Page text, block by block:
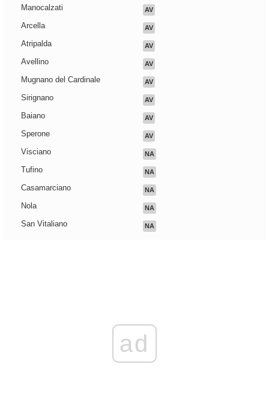
Manocalzati AV
Arcella AV
Atripalda AV
Avellino AV
Mugnano del Cardinale AV
Sirignano AV
Baiano AV
Sperone AV
Visciano NA
Tufino NA
Casamarciano NA
Nola NA
San Vitaliano NA
ad